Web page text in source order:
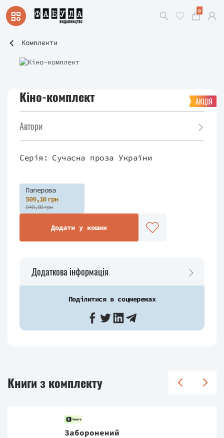
0
Комплекти
АКЦІЯ
Кіно-комплект
Автори
Серія: Сучасна проза України
Паперова
509,10 грн
640,00 грн
Додати у кошик
Додаткова інформація
Поділитися в соцмережах
Книги з комплекту
Заборонений